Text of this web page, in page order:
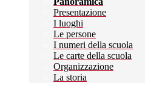
Presentazione
I luoghi
Le persone
I numeri della scuola
Le carte della scuola
Organizzazione
La storia